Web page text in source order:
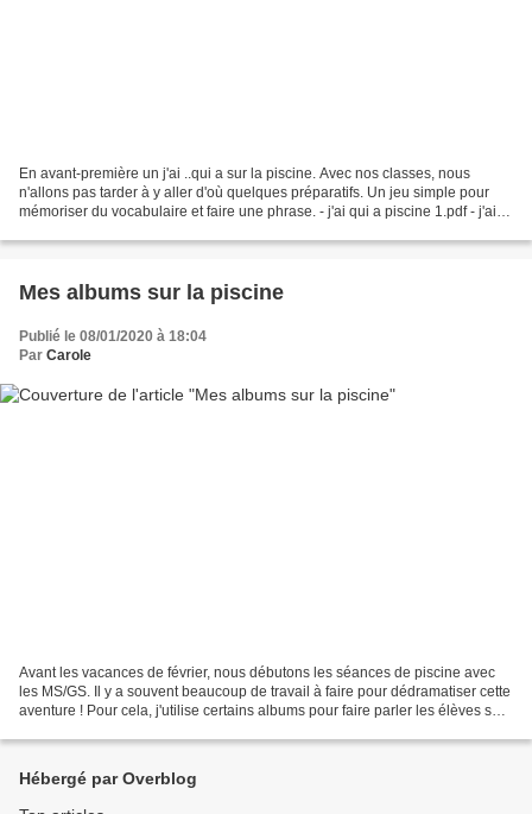
En avant-première un j'ai ..qui a sur la piscine. Avec nos classes, nous
n'allons pas tarder à y aller d'où quelques préparatifs. Un jeu simple pour
mémoriser du vocabulaire et faire une phrase. - j'ai qui a piscine 1.pdf - j'ai
Mes albums sur la piscine
Publié le 08/01/2020 à 18:04
Par Carole
Avant les vacances de février, nous débutons les séances de piscine avec
les MS/GS. Il y a souvent beaucoup de travail à faire pour dédramatiser cette
aventure ! Pour cela, j'utilise certains albums pour faire parler les élèves sur
Hébergé par Overblog